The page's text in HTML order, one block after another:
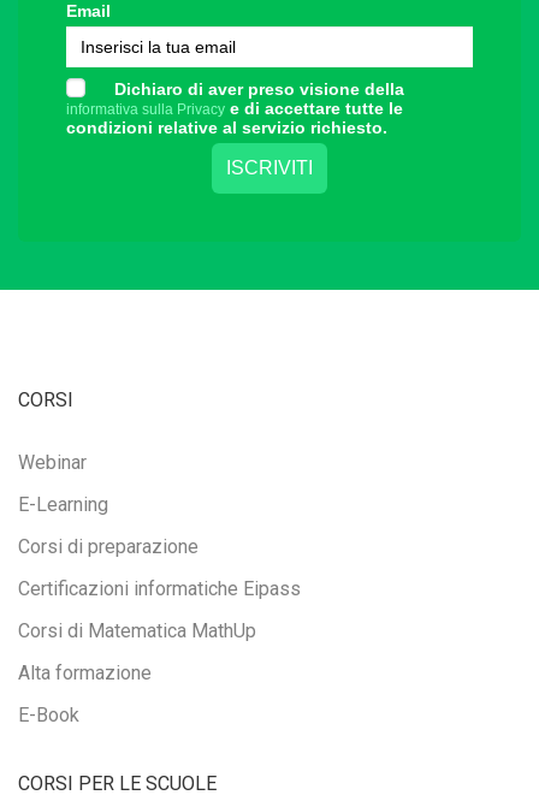
Email
Dichiaro di aver preso visione della
informativa sulla Privacy e di accettare tutte le
condizioni relative al servizio richiesto.
CORSI
Webinar
E-Learning
Corsi di preparazione
Certificazioni informatiche Eipass
Corsi di Matematica MathUp
Alta formazione
E-Book
CORSI PER LE SCUOLE